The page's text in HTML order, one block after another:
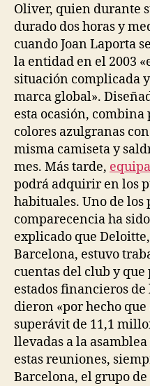
Oliver, quien durante
durado dos horas y
cuando Joan Laporta
la entidad en el 2003
situación complicada
marca global».
esta ocasión,
colores azulgranas
misma camiseta y
mes. Más tarde,
podrá adquirir en los
habituales. Uno de los
comparecencia ha
explicado que
Barcelona, estuvo
cuentas del club y
estados financieros
dieron «por hecho
superávit de 11,1
llevadas a la
estas reuniones,
Barcelona, el grupo